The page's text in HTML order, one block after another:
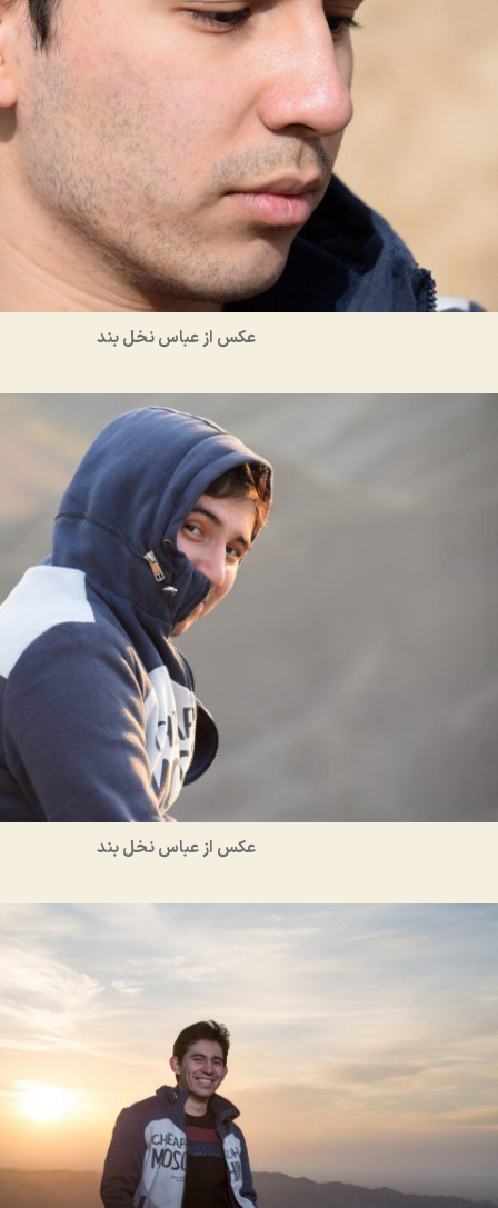
عکس از عباس نخل بند
عکس از عباس نخل بند